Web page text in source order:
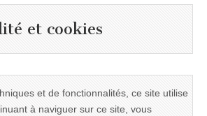
et cookies
et de fonctionnalités, ce site utilise
à naviguer sur ce site, vous